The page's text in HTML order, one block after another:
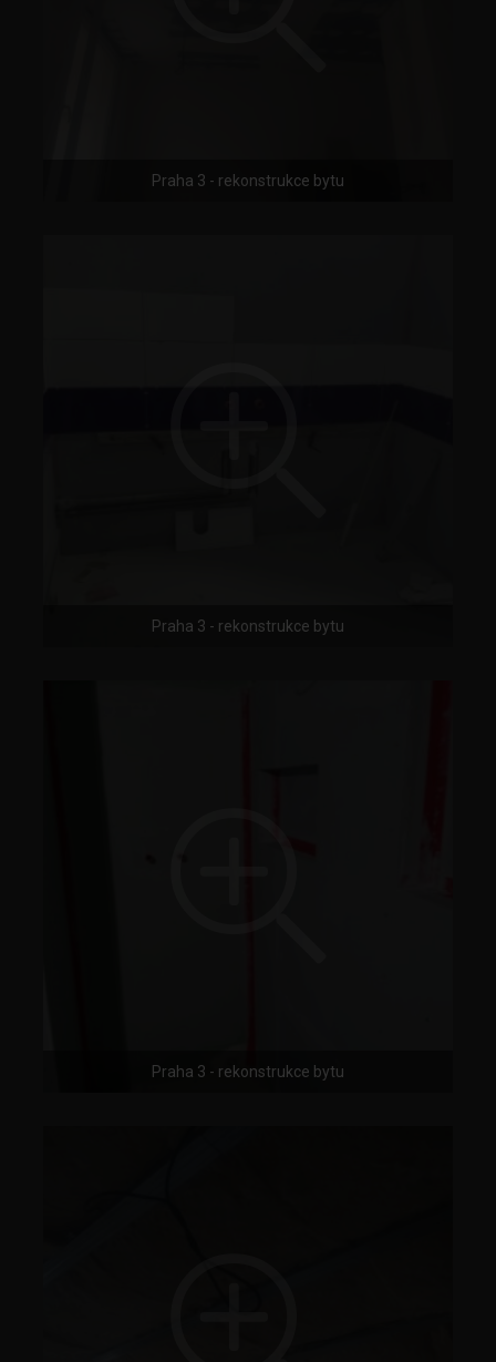
Praha 3 - rekonstrukce bytu
Praha 3 - rekonstrukce bytu
Praha 3 - rekonstrukce bytu